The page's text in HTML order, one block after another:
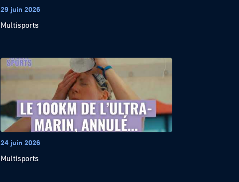
29 juin 2026
Multisports
24 juin 2026
Multisports